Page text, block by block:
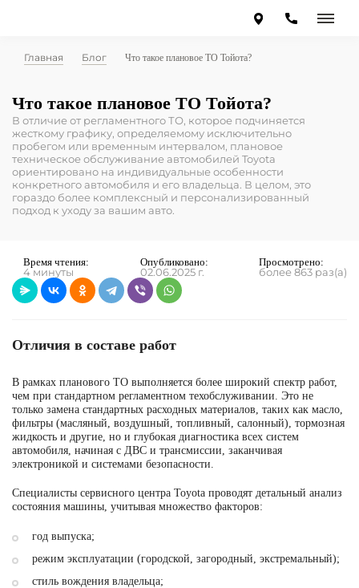
Главная Блог Что такое плановое ТО Тойота?
Что такое плановое ТО Тойота?
В отличие от регламентного ТО, которое подчиняется
жесткому графику, определяемому исключительно
пробегом или временным интервалом, плановое
техническое обслуживание автомобилей Toyota
ориентировано на индивидуальные особенности
конкретного автомобиля и его владельца. В целом, это
гораздо более комплексный и персонализированный
подход к уходу за вашим авто.
Время чтения:
4 минуты
Опубликовано:
02.06.2025 г.
Просмотрено:
более 863 раз(а)
Отличия в составе работ
В рамках планового ТО выполняется более широкий спектр работ,
чем при стандартном регламентном техобслуживании. Это не
только замена стандартных расходных материалов, таких как масло,
фильтры (масляный, воздушный, топливный, салонный), тормозная
жидкость и другие, но и глубокая диагностика всех систем
автомобиля, начиная с ДВС и трансмиссии, заканчивая
электроникой и системами безопасности.
Специалисты сервисного центра Toyota проводят детальный анализ
состояния машины, учитывая множество факторов:
год выпуска;
режим эксплуатации (городской, загородный, экстремальный);
стиль вождения владельца;